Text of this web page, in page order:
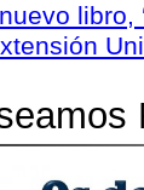
libro,